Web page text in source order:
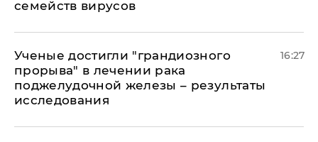
семейств вирусов
Ученые достигли "грандиозного
прорыва" в лечении рака
поджелудочной железы – результаты
исследования
16:27